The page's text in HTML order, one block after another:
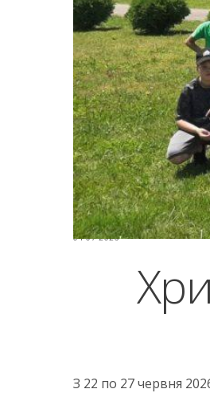
04-07-2026
З 22 по 27 червня